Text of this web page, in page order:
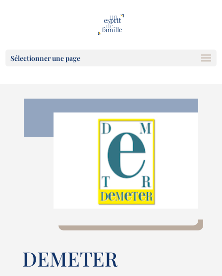
Sélectionner une page
DEMETER